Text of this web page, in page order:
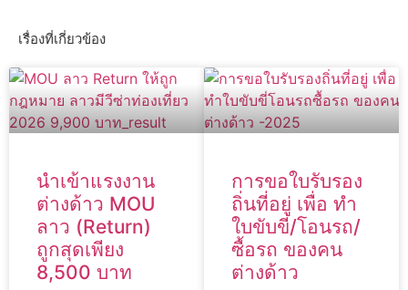
เรื่องที่เกี่ยวข้อง
นำเข้าแรงงาน
ต่างด้าว MOU
ลาว (Return)
ถูกสุดเพียง
8,500 บาท
การขอใบรับรอง
ถิ่นที่อยู่ เพื่อ ทำ
ใบขับขี่/โอนรถ/
ซื้อรถ ของคน
ต่างด้าว